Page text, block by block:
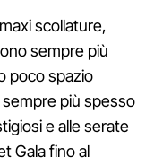
scollature,
sempre più
poco spazio
sempre più spesso
e alle serate
Gala fino al